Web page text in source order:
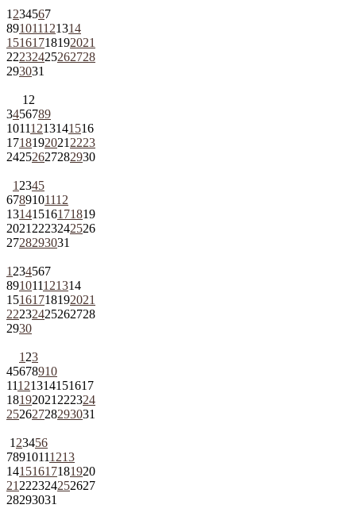
1 234567
891011121314
15161718192021
22232425262728
293031
1 2
3456789
10111213141516
1718192021 2223
24252627282930
1 2345
6789101112
13141516171819
2021 2223242526
2728293031
1 234567
891011121314
15161718192021
22232425262728
2930
1 23
45678910
11121314151617
18192021 222324
25262728293031
1 23456
78910111213
14151617181920
21 222324252627
28293031